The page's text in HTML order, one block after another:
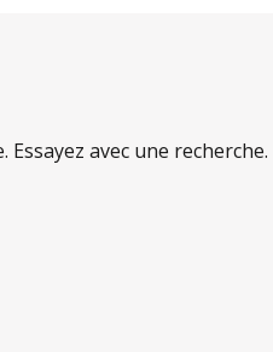
avec une recherche.